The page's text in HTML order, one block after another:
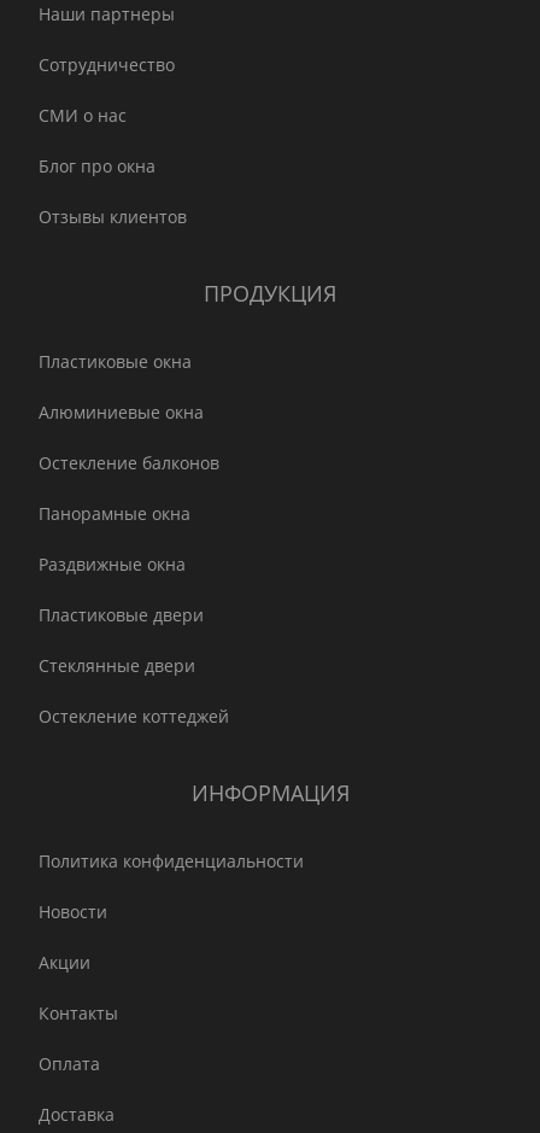
Наши партнеры
Сотрудничество
СМИ о нас
Блог про окна
Отзывы клиентов
ПРОДУКЦИЯ
Пластиковые окна
Алюминиевые окна
Остекление балконов
Панорамные окна
Раздвижные окна
Пластиковые двери
Стеклянные двери
Остекление коттеджей
ИНФОРМАЦИЯ
Политика конфиденциальности
Новости
Акции
Контакты
Оплата
Доставка